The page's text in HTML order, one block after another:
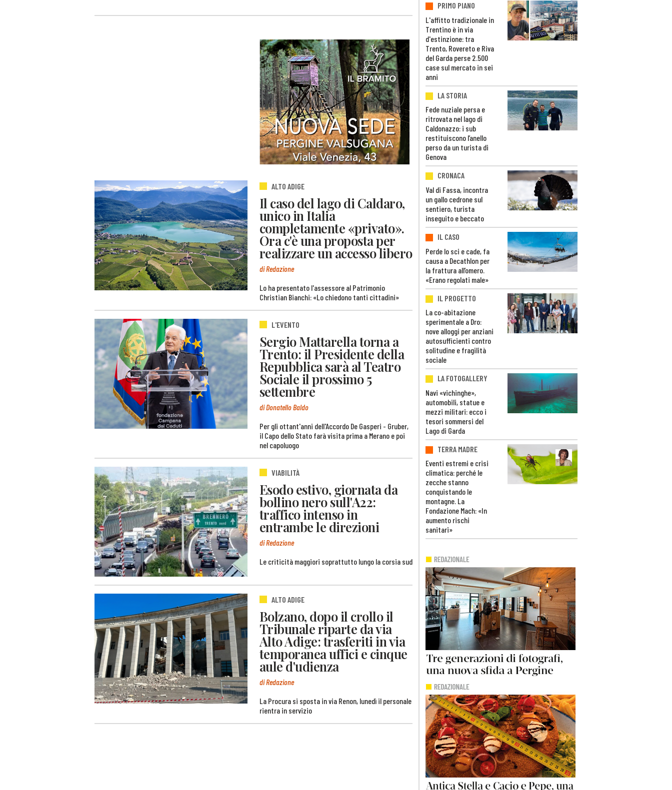
ALTO ADIGE
Il caso del lago di Caldaro,
unico in Italia
completamente «privato».
Ora c'è una proposta per
realizzare un accesso libero
di Redazione
Lo ha presentato l'assessore al Patrimonio
Christian Bianchi: «Lo chiedono tanti cittadini»
L'EVENTO
Sergio Mattarella torna a
Trento: il Presidente della
Repubblica sarà al Teatro
Sociale il prossimo 5
settembre
di Donatello Baldo
Per gli ottant'anni dell'Accordo De Gasperi - Gruber,
il Capo dello Stato farà visita prima a Merano e poi
nel capoluogo
VIABILITÀ
Esodo estivo, giornata da
bollino nero sull'A22:
traffico intenso in
entrambe le direzioni
di Redazione
Le criticità maggiori soprattutto lungo la corsia sud
ALTO ADIGE
Bolzano, dopo il crollo il
Tribunale riparte da via
Alto Adige: trasferiti in via
temporanea uffici e cinque
aule d'udienza
di Redazione
La Procura si sposta in via Renon, lunedì il personale
rientra in servizio
PRIMO PIANO
L'affitto tradizionale in
Trentino è in via
d'estinzione: tra
Trento, Rovereto e Riva
del Garda perse 2.500
case sul mercato in sei
anni
LA STORIA
Fede nuziale persa e
ritrovata nel lago di
Caldonazzo: i sub
restituiscono l’anello
perso da un turista di
Genova
CRONACA
Val di Fassa, incontra
un gallo cedrone sul
sentiero, turista
inseguito e beccato
IL CASO
Perde lo sci e cade, fa
causa a Decathlon per
la frattura all’omero.
«Erano regolati male»
IL PROGETTO
La co-abitazione
sperimentale a Dro:
nove alloggi per anziani
autosufficienti contro
solitudine e fragilità
sociale
LA FOTOGALLERY
Navi «vichinghe»,
automobili, statue e
mezzi militari: ecco i
tesori sommersi del
Lago di Garda
TERRA MADRE
Eventi estremi e crisi
climatica: perché le
zecche stanno
conquistando le
montagne. La
Fondazione Mach: «In
aumento rischi
sanitari»